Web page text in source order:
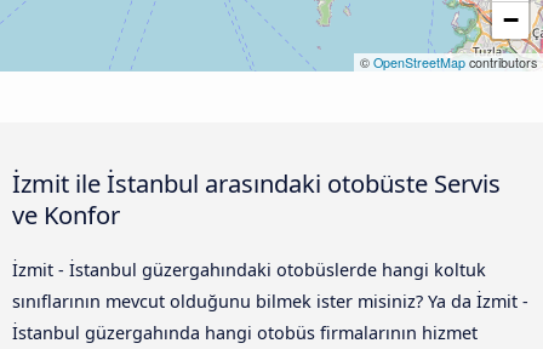
−
© OpenStreetMap contributors
İzmit ile İstanbul arasındaki otobüste Servis
ve Konfor
İzmit - İstanbul güzergahındaki otobüslerde hangi koltuk
sınıflarının mevcut olduğunu bilmek ister misiniz? Ya da İzmit -
İstanbul güzergahında hangi otobüs firmalarının hizmet